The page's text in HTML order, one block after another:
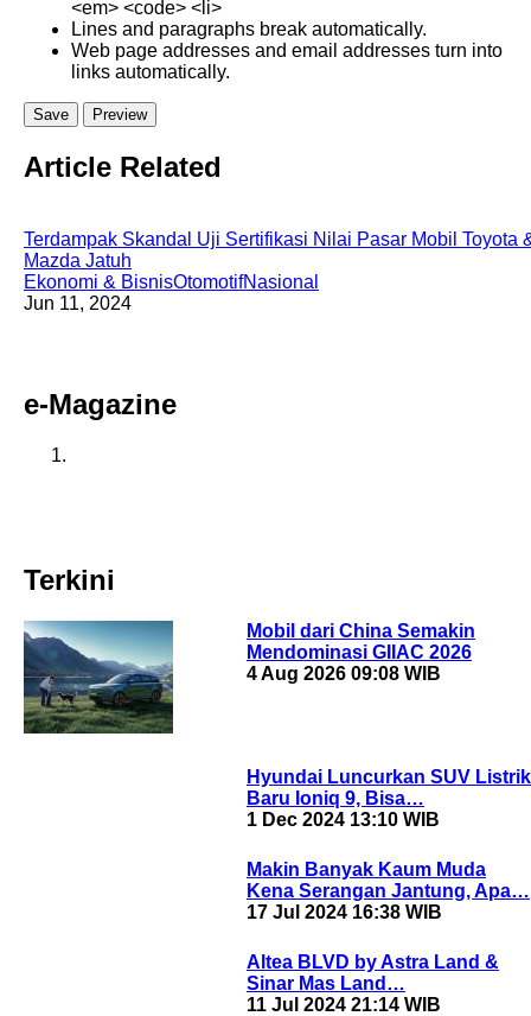
<em> <code> <li>
Lines and paragraphs break automatically.
Web page addresses and email addresses turn into
links automatically.
Article Related
Terdampak Skandal Uji Sertifikasi Nilai Pasar Mobil Toyota
Mazda Jatuh
Ekonomi & BisnisOtomotifNasional
Jun 11, 2024
e-Magazine
Terkini
Mobil dari China Semakin
Mendominasi GIIAC 2026
4 Aug 2026 09:08 WIB
Hyundai Luncurkan SUV Listrik
Baru Ioniq 9, Bisa…
1 Dec 2024 13:10 WIB
Makin Banyak Kaum Muda
Kena Serangan Jantung, Apa…
17 Jul 2024 16:38 WIB
Altea BLVD by Astra Land &
Sinar Mas Land…
11 Jul 2024 21:14 WIB